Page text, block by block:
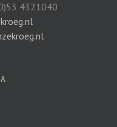
4321040